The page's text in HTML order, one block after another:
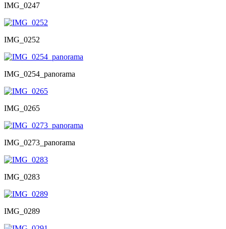
IMG_0247
IMG_0252
IMG_0254_panorama
IMG_0265
IMG_0273_panorama
IMG_0283
IMG_0289